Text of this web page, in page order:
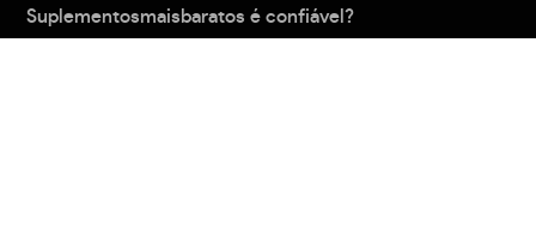
Suplementosmaisbaratos é confiável?